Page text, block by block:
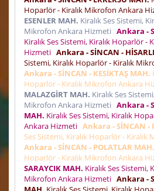
Hoparlör - Kiralık Mikrofon Ankara
ESENLER MAH. Kiralık Ses Sistemi,
Mikrofon Ankara Hizmeti Ankara -
Kiralık Ses Sistemi, Kiralık Hoparlör -
Hizmeti Ankara - SİNCAN -
Sistemi, Kiralık Hoparlör - Kiralık
Ankara - SİNCAN - KESİKTAŞ MAH.
Hoparlör - Kiralık Mikrofon Ankara
MALAZGİRT MAH. Kiralık Ses
Mikrofon Ankara Hizmeti Ankara -
MAH. Kiralık Ses Sistemi, Kiralık
Ankara Hizmeti Ankara - SİNCAN -
Ses Sistemi, Kiralık Hoparlör -
Ankara - SİNCAN - POLATLAR MAH.
Hoparlör - Kiralık Mikrofon Ankara
SARAYCIK MAH. Kiralık Ses Sistemi,
Mikrofon Ankara Hizmeti Ankara -